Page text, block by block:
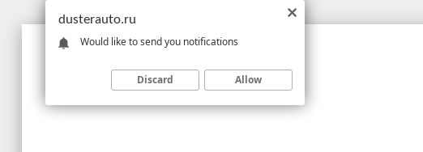
dusterauto.ru
Would like to send you notifications
Discard Allow